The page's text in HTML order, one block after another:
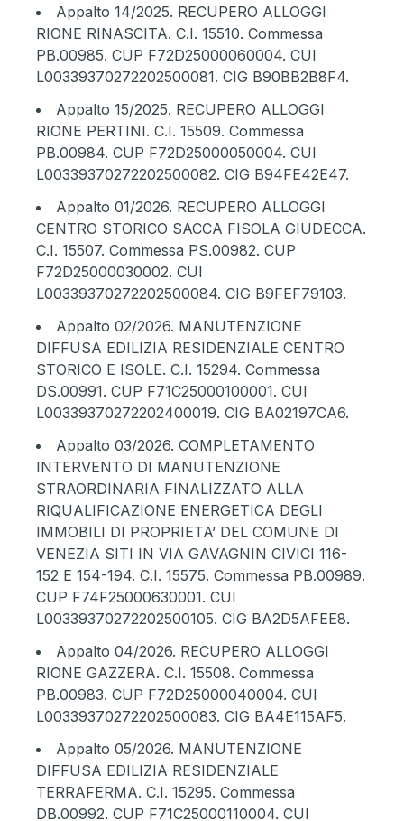
Appalto 14/2025. RECUPERO ALLOGGI
RIONE RINASCITA. C.I. 15510. Commessa
PB.00985. CUP F72D25000060004. CUI
L00339370272202500081. CIG B90BB2B8F4.
Appalto 15/2025. RECUPERO ALLOGGI
RIONE PERTINI. C.I. 15509. Commessa
PB.00984. CUP F72D25000050004. CUI
L00339370272202500082. CIG B94FE42E47.
Appalto 01/2026. RECUPERO ALLOGGI
CENTRO STORICO SACCA FISOLA GIUDECCA.
C.I. 15507. Commessa PS.00982. CUP
F72D25000030002. CUI
L00339370272202500084. CIG B9FEF79103.
Appalto 02/2026. MANUTENZIONE
DIFFUSA EDILIZIA RESIDENZIALE CENTRO
STORICO E ISOLE. C.I. 15294. Commessa
DS.00991. CUP F71C25000100001. CUI
L00339370272202400019. CIG BA02197CA6.
Appalto 03/2026. COMPLETAMENTO
INTERVENTO DI MANUTENZIONE
STRAORDINARIA FINALIZZATO ALLA
RIQUALIFICAZIONE ENERGETICA DEGLI
IMMOBILI DI PROPRIETA’ DEL COMUNE DI
VENEZIA SITI IN VIA GAVAGNIN CIVICI 116-
152 E 154-194. C.I. 15575. Commessa PB.00989.
CUP F74F25000630001. CUI
L00339370272202500105. CIG BA2D5AFEE8.
Appalto 04/2026. RECUPERO ALLOGGI
RIONE GAZZERA. C.I. 15508. Commessa
PB.00983. CUP F72D25000040004. CUI
L00339370272202500083. CIG BA4E115AF5.
Appalto 05/2026. MANUTENZIONE
DIFFUSA EDILIZIA RESIDENZIALE
TERRAFERMA. C.I. 15295. Commessa
DB.00992. CUP F71C25000110004. CUI